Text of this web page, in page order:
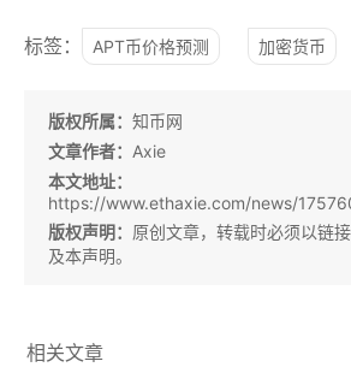
标签： APT币价格预测 加密货币
版权所属： 知币网
文章作者： Axie
本文地址：
https://www.ethaxie.com/news/
版权声明： 原创文章，转载时必须以链
及本声明。
相关文章